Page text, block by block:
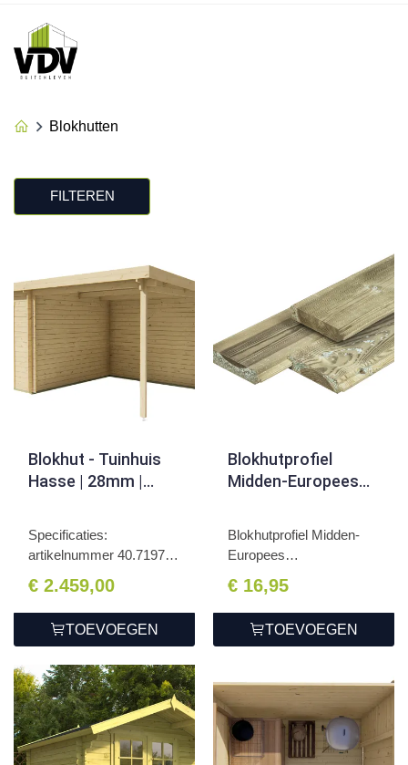
Blokhutten
FILTEREN
Blokhut - Tuinhuis
Hasse | 28mm |
Specificaties:
artikelnummer 40.7197
€ 2.459,00
TOEVOEGEN
Blokhutprofiel
Midden-Europees
2.8x12.7x420cm
Blokhutprofiel Midden-
Europees
€ 16,95
TOEVOEGEN